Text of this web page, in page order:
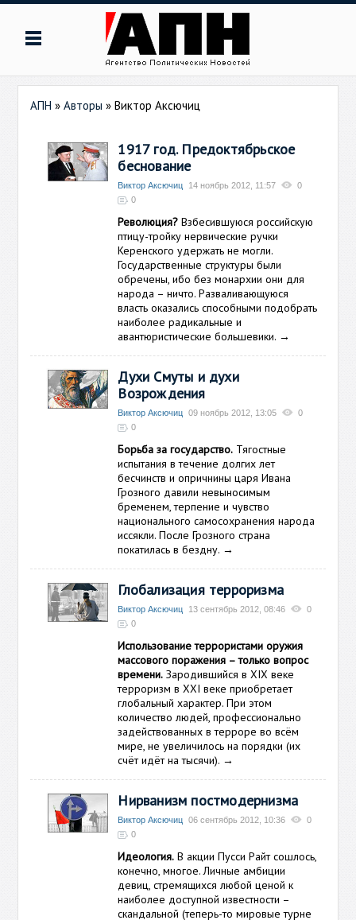
АПН »Авторы »Виктор Аксючиц
1917 год. Предоктябрьское
беснование
Виктор Аксючиц 14 ноябрь 2012, 11:57
0
0
Революция? Взбесившуюся российскую
птицу-тройку нервические ручки
Керенского удержать не могли.
Государственные структуры были
обречены, ибо без монархии они для
народа – ничто. Разваливающуюся
власть оказались способными подобрать
наиболее радикальные и
авантюристические большевики. →
Духи Смуты и духи
Возрождения
Виктор Аксючиц 09 ноябрь 2012, 13:05
0
0
Борьба за государство. Тягостные
испытания в течение долгих лет
бесчинств и опричнины царя Ивана
Грозного давили невыносимым
бременем, терпение и чувство
национального самосохранения народа
иссякли. После Грозного страна
покатилась в бездну. →
Глобализация терроризма
Виктор Аксючиц 13 сентябрь 2012, 08:46
0
0
Использование террористами оружия
массового поражения – только вопрос
времени. Зародившийся в XIX веке
терроризм в XXI веке приобретает
глобальный характер. При этом
количество людей, профессионально
задействованных в терроре во всём
мире, не увеличилось на порядки (их
счёт идёт на тысячи). →
Нирванизм постмодернизма
Виктор Аксючиц 06 сентябрь 2012, 10:36
0
0
Идеология. В акции Пусси Райт сошлось,
конечно, многое. Личные амбиции
девиц, стремящихся любой ценой к
наиболее доступной известности –
скандальной (теперь-то мировые турне